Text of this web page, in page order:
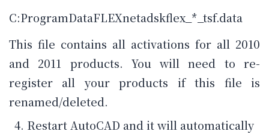
C:ProgramDataFLEXnetadskflex_*_tsf.data
This file contains all activations for all 2010
and 2011 products. You will need to re-
register all your products if this file is
renamed/deleted.
Restart AutoCAD and it will automatically